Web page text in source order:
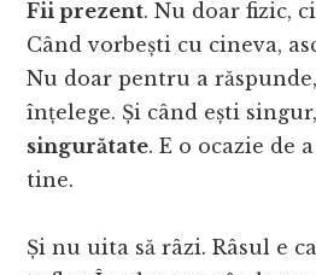
Fii prezent. Nu doar fizic,
Când vorbești cu cineva,
Nu doar pentru a
înțelege. Și când ești
singurătate. E o ocazie de
tine.
Și nu uita să râzi. Râsul e